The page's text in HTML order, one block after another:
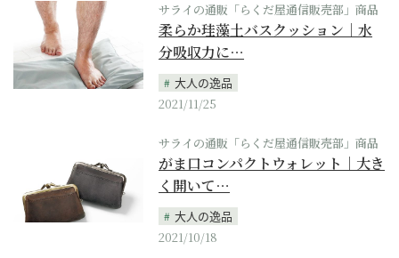
サライの通販「らくだ屋通信販売部」商品
柔らか珪藻土バスクッション｜水
分吸収力に…
大人の逸品
2021/11/25
サライの通販「らくだ屋通信販売部」商品
がま口コンパクトウォレット｜大き
く開いて…
大人の逸品
2021/10/18